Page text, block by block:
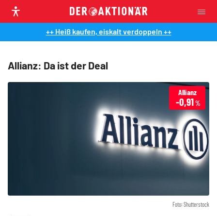
++ Heiß kaufen, eiskalt verdoppeln ++
Allianz: Da ist der Deal
Foto: Shutterstock
Allianz
-0,91%